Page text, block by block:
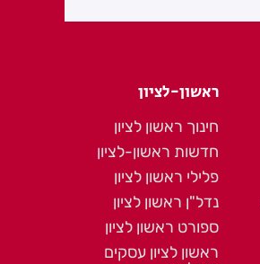
ראשון-לציון
חינוך ראשון לציון
חדשות ראשון-לציון
פלילי ראשון לציון
נדל"ן ראשון לציון
ספורט ראשון לציון
ראשון לציון עסקים